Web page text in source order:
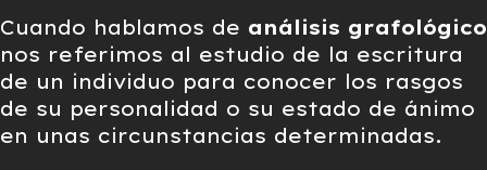
Cuando hablamos de análisis grafológico
nos referimos al estudio de la escritura
de un individuo para conocer los rasgos
de su personalidad o su estado de ánimo
en unas circunstancias determinadas.